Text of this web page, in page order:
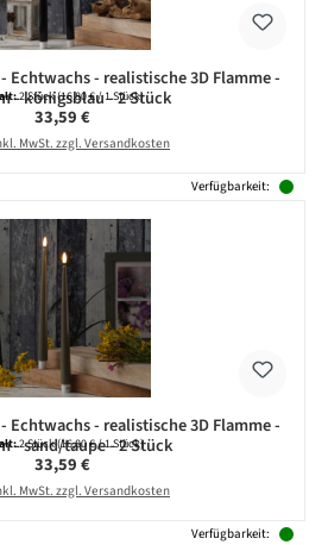
Echtwachs - realistische 3D Flamme -
- königsblau - 2 Stück
2 Stück(16,80 € / 1 Stück)
Regulärer Preis:
33,59 €
MwSt. zzgl. Versandkosten
Verfügbarkeit:
Echtwachs - realistische 3D Flamme -
- sand/taupe - 2 Stück
2 Stück(16,80 € / 1 Stück)
Regulärer Preis:
33,59 €
MwSt. zzgl. Versandkosten
Verfügbarkeit: